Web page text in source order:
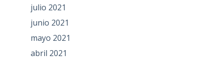
julio 2021
junio 2021
mayo 2021
abril 2021